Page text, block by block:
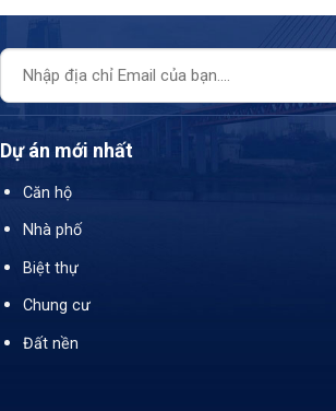
Dự án mới nhất
Căn hộ
Nhà phố
Biệt thự
Chung cư
Đất nền